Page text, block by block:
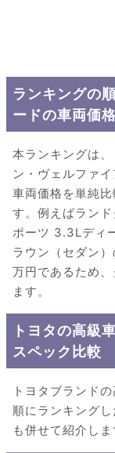
ランキングの
ードの車両価
本ランキングは
ン・ヴェルファ
車両価格を単純
す。例えばラン
ポーツ 3.3Lディ
ラウン（セダン
万円であるため
ます。
トヨタの高級
スペック比較
トヨタブランド
順にランキング
も併せて紹介しま